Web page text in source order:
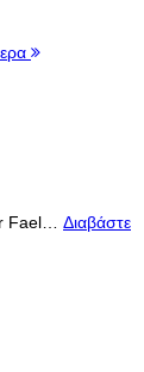
Fael… Διαβάστε